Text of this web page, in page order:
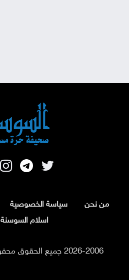
من نحن سياسة الخصوصية
اسلام السوسنة
2026-2006 جميع الحقوق محفوظة لموقع السوسنة